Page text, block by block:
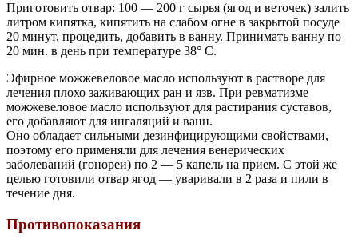
Приготовить отвар: 100 — 200 г сырья (ягод и веточек) залить
литром кипятка, кипятить на слабом огне в закрытой посуде
20 минут, процедить, добавить в ванну. Принимать ванну по
20 мин. в день при температуре 38° С.
Эфирное можжевеловое масло используют в растворе для
лечения плохо заживающих ран и язв. При ревматизме
можжевеловое масло используют для растирания суставов,
его добавляют для ингаляций и ванн.
Оно обладает сильными дезинфицирующими свойствами,
поэтому его применяли для лечения венерических
заболеваний (гонореи) по 2 — 5 капель на прием. С этой же
целью готовили отвар ягод — уваривали в 2 раза и пили в
течение дня.
Противопоказания